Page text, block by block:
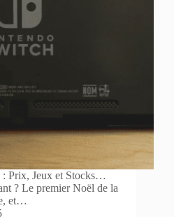
Prix, Jeux et Stocks…
? Le premier Noël de la
et…